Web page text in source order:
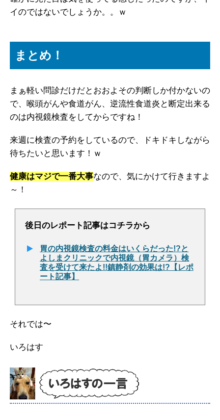
イのではないでしょうか。。ｗ
まとめ！
まぁ軽い問診だけだとおおよその判断しか付かないの
で、喉頭がんや食道がん、逆流性食道炎と断定出来る
のは内視鏡検査をしてからですね！
来週に検査の予約をしているので、ドキドキしながら
待ちたいと思います！ｗ
健康はマジで一番大事なので、気にかけて行きますよ
～！
後日のレポート記事はコチラから
胃の内視鏡検査の料金はいくらだった!?と
よしまクリニックで内視鏡（胃カメラ）検
査を受けて来たよ!!鎮静剤の効果は!?【レポ
ート記事】
それでは〜
いろはす